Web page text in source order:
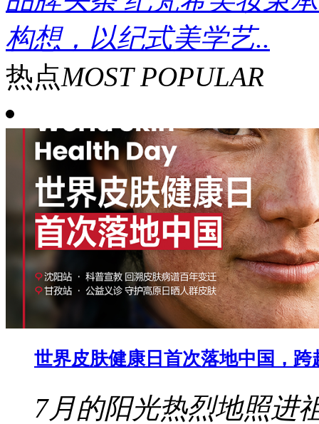
构想，以纪式美学艺..
热点MOST POPULAR
世界皮肤健康日首次落地中国，
7月的阳光热烈地照进